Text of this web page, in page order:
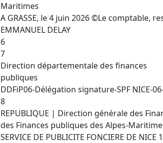
Maritimes
A GRASSE, le 4 juin 2026 ©Le comptable,
EMMANUEL DELAY
6
7
Direction départementale des finances
publiques
DDFiP06-Délégation signature-SPF NICE-
8
REPUBLIQUE | Direction générale des
des Finances publiques des Alpes-
SERVICE DE PUBLICITE FONCIERE DE